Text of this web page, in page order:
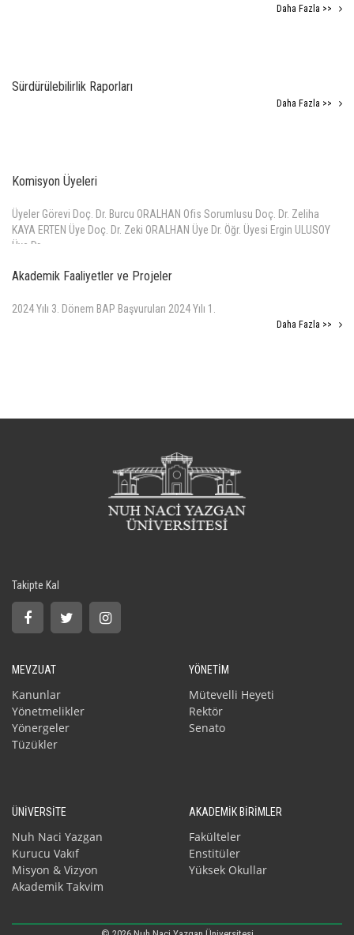
Daha Fazla >>
Sürdürülebilirlik Raporları
Daha Fazla >>
Komisyon Üyeleri
Üyeler Görevi Doç. Dr. Burcu ORALHAN Ofis Sorumlusu Doç. Dr. Zeliha
KAYA ERTEN Üye Doç. Dr. Zeki ORALHAN Üye Dr. Öğr. Üyesi Ergin ULUSOY
Üye Dr.
Akademik Faaliyetler ve Projeler
2024 Yılı 3. Dönem BAP Başvuruları 2024 Yılı 1.
Daha Fazla >>
Takipte Kal
MEVZUAT
Kanunlar
Yönetmelikler
Yönergeler
Tüzükler
YÖNETİM
Mütevelli Heyeti
Rektör
Senato
ÜNİVERSİTE
Nuh Naci Yazgan
Kurucu Vakıf
Misyon & Vizyon
Akademik Takvim
AKADEMİK BİRİMLER
Fakülteler
Enstitüler
Yüksek Okullar